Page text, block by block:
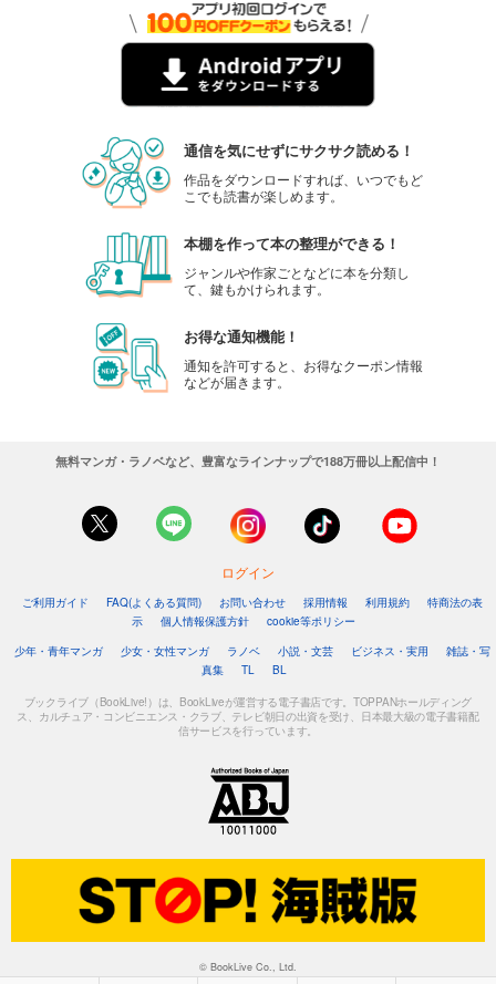
＆フラワー 2025年37号
275円 (税込)
＆フラワー 2025年36号
275円 (税込)
あらすじを表示する
＆フラワー 2025年35号
275
円 (税込)
円 (税込)
あらすじを表示する
＆フラワー 2025年33号
＆フラワー 2025年32号
あらすじを表示する
＆フラワー 2025年31号
通信を気にせずにサクサク読める！
作品をダウンロードすれば、いつでもど
こでも読書が楽しめます。
本棚を作って本の整理ができる！
ジャンルや作家ごとなどに本を分類し
て、鍵もかけられます。
お得な通知機能！
通知を許可すると、お得なクーポン情報
などが届きます。
無料マンガ・ラノベなど、豊富なラインナップで188万冊以上配信中！
ログイン
ご利用ガイド FAQ(よくある質問) お問い合わせ 採用情報 利用規約
特商法の表
示
個人情報保護方針
cookie等ポリシー
少年・青年マンガ
少女・女性マンガ ラノベ 小説・文芸 ビジネス・実用
雑誌・写
真集
TL BL
ブックライブ（BookLive!）は、BookLiveが運営する電子書店です。TOPPANホールディング
ス、カルチュア・コンビニエンス・クラブ、テレビ朝日の出資を受け、日本最大級の電子書籍配
信サービスを行っています。
© BookLive Co., Ltd.